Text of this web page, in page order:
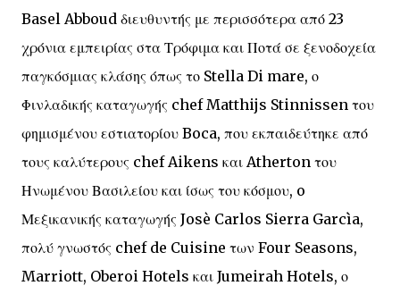
Basel Abboud διευθυντής με περισσότερα από 23
χρόνια εμπειρίας στα Τρόφιμα και Ποτά σε ξενοδοχεία
παγκόσμιας κλάσης όπως το Stella Di mare, ο
Φινλαδικής καταγωγής chef Matthijs Stinnissen του
φημισμένου εστιατορίου Boca, που εκπαιδεύτηκε από
τους καλύτερους chef Aikens και Atherton του
Ηνωμένου Βασιλείου και ίσως του κόσμου, o
Μεξικανικής καταγωγής Josè Carlos Sierra Garcìa,
πολύ γνωστός chef de Cuisine των Four Seasons,
Marriott, Oberoi Hotels και Jumeirah Hotels, ο